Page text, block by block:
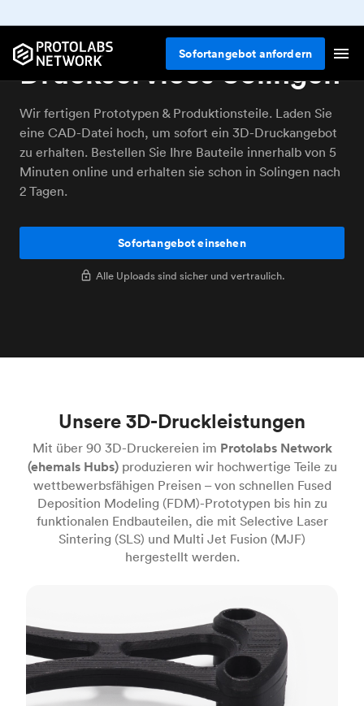
Sofortangebot anfordern
Online 3D-
Druckservices Solingen
Wir fertigen Prototypen & Produktionsteile. Laden Sie
eine CAD-Datei hoch, um sofort ein 3D-Druckangebot
zu erhalten. Bestellen Sie Ihre Bauteile innerhalb von 5
Minuten online und erhalten sie schon in Solingen nach
2 Tagen.
Sofortangebot einsehen
Alle Uploads sind sicher und vertraulich.
Unsere 3D-Druckleistungen
Mit über 90 3D-Druckereien im Protolabs Network
(ehemals Hubs)produzieren wir hochwertige Teile zu
wettbewerbsfähigen Preisen – von schnellen Fused
Deposition Modeling (FDM)-Prototypen bis hin zu
funktionalen Endbauteilen, die mit Selective Laser
Sintering (SLS) und Multi Jet Fusion (MJF)
hergestellt werden.